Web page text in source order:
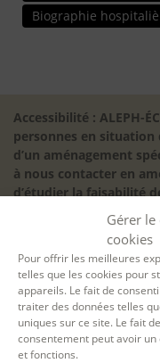
Gérer
cookies
Pour offrir les meilleures
telles que les cookies pour
appareils. Le fait de
traiter des données telles
uniques sur ce site. Le fait
consentement peut avoir
et fonctions.
Biographie
Accessibilité : ALEPH-
personnes en situation
d’un aménagement
à nous contacter en
d’étudier la faisabilité
supports, accessibilité
Sauf mention contraire,
inscriptions à nos
jour ouvré précédant
disponibles. Si vous
formation (Afdas,
est à effectuer au plus
formation.